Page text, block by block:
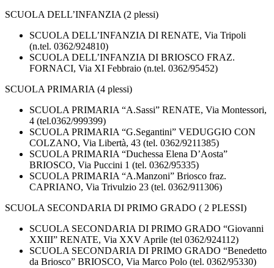
SCUOLA DELL’INFANZIA (2 plessi)
SCUOLA DELL’INFANZIA DI RENATE, Via Tripoli
(n.tel. 0362/924810)
SCUOLA DELL’INFANZIA DI BRIOSCO FRAZ.
FORNACI, Via XI Febbraio (n.tel. 0362/95452)
SCUOLA PRIMARIA (4 plessi)
SCUOLA PRIMARIA “A.Sassi” RENATE, Via Montessori,
4 (tel.0362/999399)
SCUOLA PRIMARIA “G.Segantini” VEDUGGIO CON
COLZANO, Via Libertà, 43 (tel. 0362/9211385)
SCUOLA PRIMARIA “Duchessa Elena D’Aosta”
BRIOSCO, Via Puccini 1 (tel. 0362/95335)
SCUOLA PRIMARIA “A.Manzoni” Briosco fraz.
CAPRIANO, Via Trivulzio 23 (tel. 0362/911306)
SCUOLA SECONDARIA DI PRIMO GRADO ( 2 PLESSI)
SCUOLA SECONDARIA DI PRIMO GRADO “Giovanni
XXIII” RENATE, Via XXV Aprile (tel 0362/924112)
SCUOLA SECONDARIA DI PRIMO GRADO “Benedetto
da Briosco” BRIOSCO, Via Marco Polo (tel. 0362/95330)